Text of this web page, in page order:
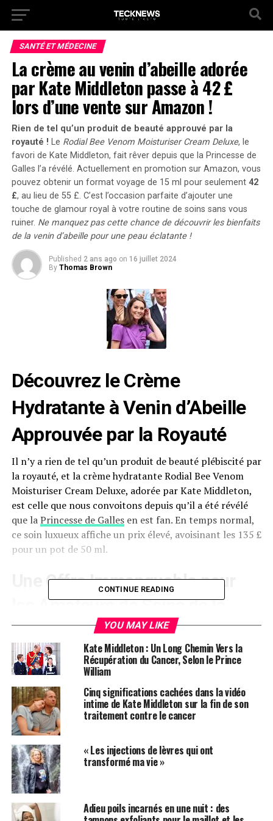
SANTÉ ET MÉDECINE
La crème au venin d’abeille adorée
par Kate Middleton passe à 42 £
lors d’une vente sur Amazon !
Rien de tel qu’un produit de beauté approuvé par la
royauté ! Le Rodial Bee Venom Moisturiser Cream Deluxe, le
favori de Kate Middleton, fait rêver depuis que la Princesse de
Galles l’a révélé. Actuellement en promotion sur Amazon, vous
pouvez obtenir un format voyage de 15 ml pour seulement 42
£, au lieu de 55 £. C’est l’occasion parfaite d’ajouter une
touche de glamour royal à votre routine de soins sans vous
ruiner. Ne manquez pas cette chance de découvrir les bienfaits
de la venin d’abeille pour une peau éclatante !
Published 2 ans ago on 16 juillet 2024
By Thomas Brown
Découvrez le Crème
Hydratante à Venin d’Abeille
Approuvée par la Royauté
Il n’y a rien de tel qu’un produit de beauté plébiscité par
la royauté, et la crème hydratante Rodial Bee Venom
Moisturiser Cream Deluxe, adorée par Kate Middleton,
est celle que nous convoitons depuis qu’il a été révélé
que laPrincesse de Gallesen est fan. En temps normal,
ce soin luxueux affiche un prix élevé, avoisinant les 135 £
pour un pot de 50 ml.
Une Offre Immanquable pour
les Amateurs de Soins de la
Peau
Cependant, grâce aux promotions duPrime Day
d’Amazon, vous pouvez désormais vous procurer un
format voyage de 15 ml pour seulement 42 £, au lieu de
son prix habituel de 55 £. C’est une manière économique
d’ajouter une touche de glamour royal à votre routine
de soins, et sa taille compacte le rend parfait pour vos
prochaines escapades.
Les Avantages d’un
Abonnement Amazon Prime
CONTINUE READING
YOU MAY LIKE
Kate Middleton : Un Long Chemin Vers la
Récupération du Cancer, Selon le Prince
William
Cinq significations cachées dans la vidéo
intime de Kate Middleton sur la fin de son
traitement contre le cancer
« Les injections de lèvres qui ont
transformé ma vie »
Adieu poils incarnés en une nuit : des